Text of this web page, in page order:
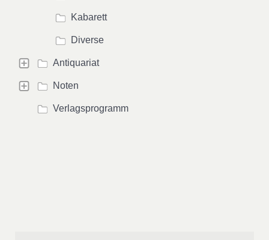
Kabarett
Diverse
Antiquariat
Noten
Verlagsprogramm